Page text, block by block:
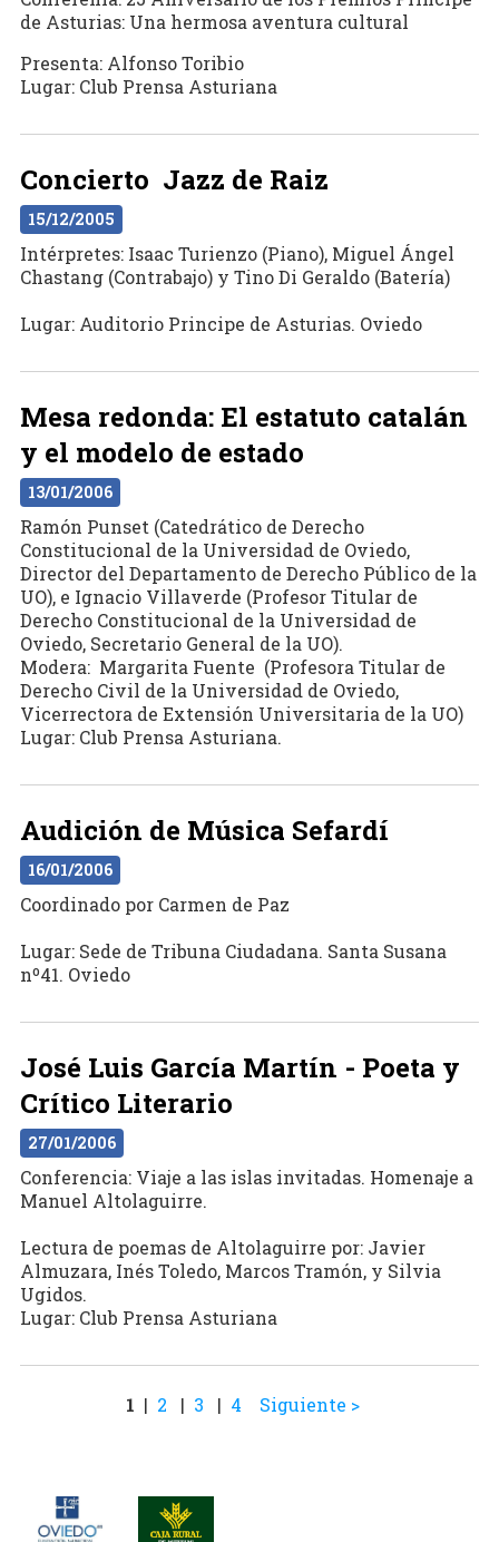
de Asturias: Una hermosa aventura cultural
Presenta: Alfonso Toribio
Lugar: Club Prensa Asturiana
Concierto Jazz de Raiz
15/12/2005
Intérpretes: Isaac Turienzo (Piano), Miguel Ángel
Chastang (Contrabajo) y Tino Di Geraldo (Batería)
Lugar: Auditorio Principe de Asturias. Oviedo
Mesa redonda: El estatuto catalán
y el modelo de estado
13/01/2006
Ramón Punset (Catedrático de Derecho
Constitucional de la Universidad de Oviedo,
Director del Departamento de Derecho Público de la
UO), e Ignacio Villaverde (Profesor Titular de
Derecho Constitucional de la Universidad de
Oviedo, Secretario General de la UO).
Modera: Margarita Fuente (Profesora Titular de
Derecho Civil de la Universidad de Oviedo,
Vicerrectora de Extensión Universitaria de la UO)
Lugar: Club Prensa Asturiana.
Audición de Música Sefardí
16/01/2006
Coordinado por Carmen de Paz
Lugar: Sede de Tribuna Ciudadana. Santa Susana
nº41. Oviedo
José Luis García Martín - Poeta y
Crítico Literario
27/01/2006
Conferencia: Viaje a las islas invitadas. Homenaje a
Manuel Altolaguirre.
Lectura de poemas de Altolaguirre por: Javier
Almuzara, Inés Toledo, Marcos Tramón, y Silvia
Ugidos.
Lugar: Club Prensa Asturiana
1 | 2 | 3 | 4 Siguiente >